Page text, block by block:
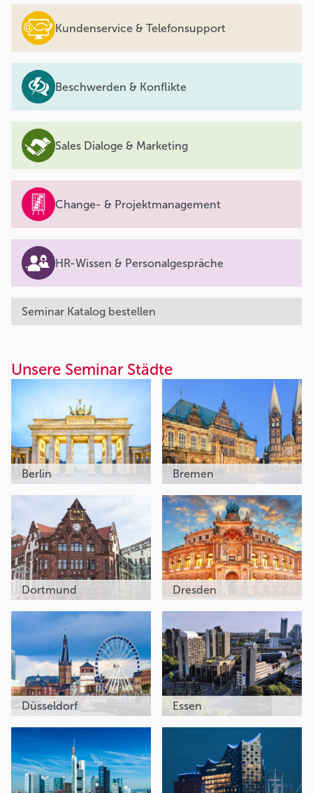
Kundenservice & Telefonsupport
Beschwerden & Konflikte
Sales Dialoge & Marketing
Change- & Projektmanagement
HR-Wissen & Personalgespräche
Seminar Katalog bestellen
Unsere Seminar Städte
Berlin Bremen
Dortmund Dresden
Düsseldorf Essen